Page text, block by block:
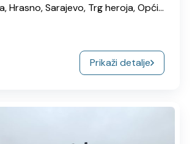
16, Trg Heroja, Hrasno, Sarajevo, Trg heroja, Općina Novo Sarajevo, Grad Sarajevo, Sarajevska županija, Federacija Bosne i Hercegovine, 71120, Bosna i Hercegovina
Prikaži detalje